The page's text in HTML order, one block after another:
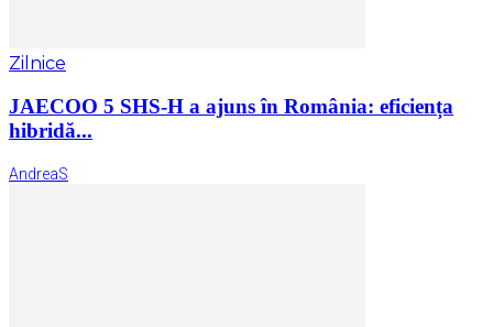
Zilnice
JAECOO 5 SHS-H a ajuns în România: eficiența
hibridă...
AndreaS